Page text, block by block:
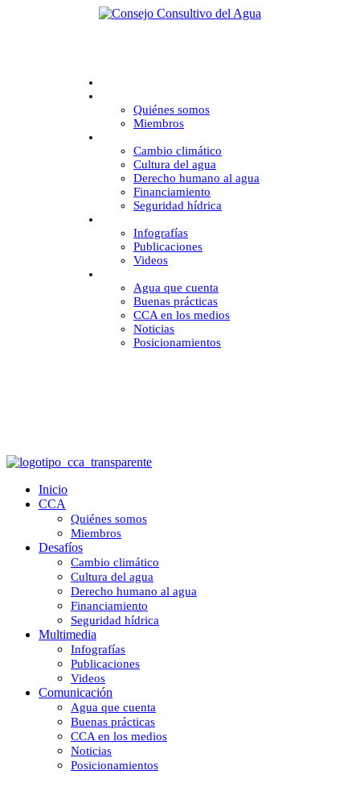
Quiénes somos
Miembros
Cambio climático
Cultura del agua
Derecho humano al agua
Financiamiento
Seguridad hídrica
Infografías
Publicaciones
Videos
Agua que cuenta
Buenas prácticas
CCA en los medios
Noticias
Posicionamientos
Inicio
CCA
Quiénes somos
Miembros
Desafíos
Cambio climático
Cultura del agua
Derecho humano al agua
Financiamiento
Seguridad hídrica
Multimedia
Infografías
Publicaciones
Videos
Comunicación
Agua que cuenta
Buenas prácticas
CCA en los medios
Noticias
Posicionamientos